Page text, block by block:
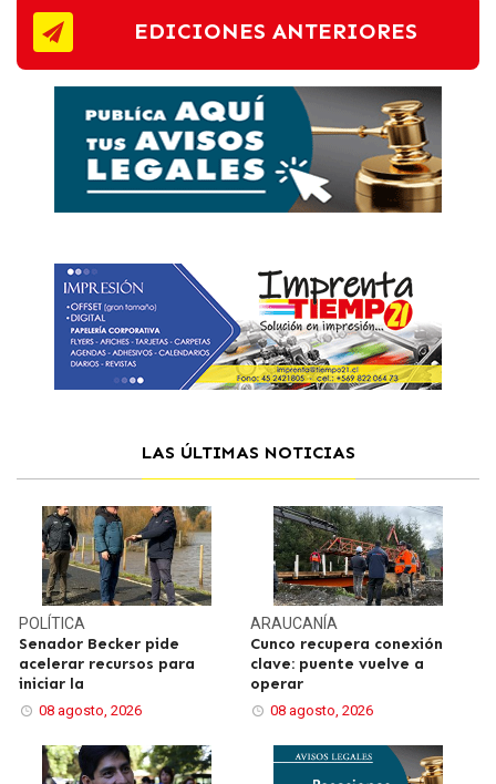
EDICIONES ANTERIORES
LAS ÚLTIMAS NOTICIAS
POLÍTICA
Senador Becker pide
acelerar recursos para
iniciar la
08 agosto, 2026
ARAUCANÍA
Cunco recupera conexión
clave: puente vuelve a
operar
08 agosto, 2026